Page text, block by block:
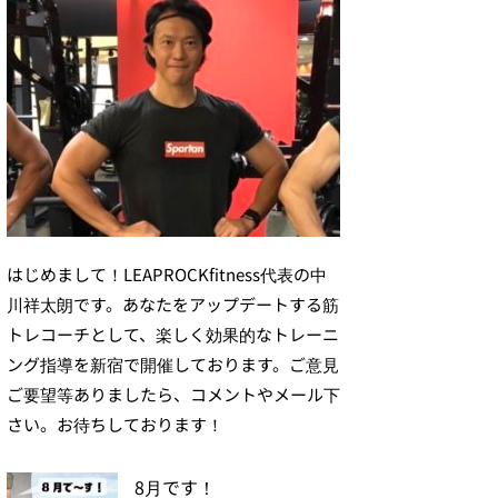
はじめまして！LEAPROCKfitness代表の中
川祥太朗です。あなたをアップデートする筋
トレコーチとして、楽しく効果的なトレーニ
ング指導を新宿で開催しております。ご意見
ご要望等ありましたら、コメントやメール下
さい。お待ちしております！
8月です！